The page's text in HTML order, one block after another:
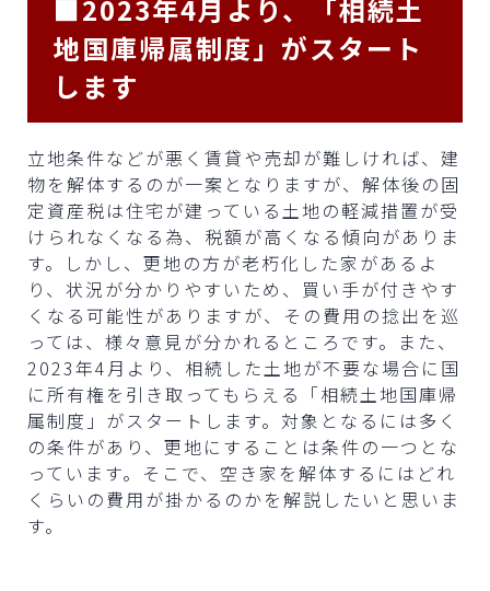
■2023年4月より、「相続土
地国庫帰属制度」がスタート
します
立地条件などが悪く賃貸や売却が難しければ、建
物を解体するのが一案となりますが、解体後の固
定資産税は住宅が建っている土地の軽減措置が受
けられなくなる為、税額が高くなる傾向がありま
す。しかし、更地の方が老朽化した家があるよ
り、状況が分かりやすいため、買い手が付きやす
くなる可能性がありますが、その費用の捻出を巡
っては、様々意見が分かれるところです。また、
2023年4月より、相続した土地が不要な場合に国
に所有権を引き取ってもらえる「相続土地国庫帰
属制度」がスタートします。対象となるには多く
の条件があり、更地にすることは条件の一つとな
っています。そこで、空き家を解体するにはどれ
くらいの費用が掛かるのかを解説したいと思いま
す。